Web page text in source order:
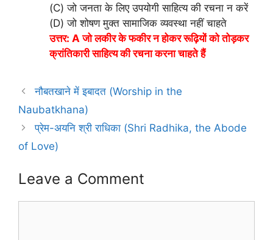
(C) जो जनता के लिए उपयोगी साहित्य की रचना न करें
(D) जो शोषण मुक्त सामाजिक व्यवस्था नहीं चाहते
उत्तर: A जो लकीर के फकीर न होकर रूढ़ियों को तोड़कर
क्रांतिकारी साहित्य की रचना करना चाहते हैं
नौबतखाने में इबादत (Worship in the
Naubatkhana)
प्रेम-अयनि श्री राधिका (Shri Radhika, the Abode
of Love)
Leave a Comment